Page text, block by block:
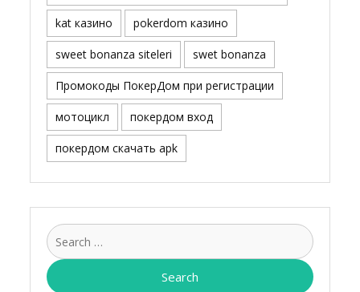
kat казино pokerdom казино
sweet bonanza siteleri swet bonanza
Промокоды ПокерДом при регистрации
мотоцикл покердом вход
покердом скачать apk
Search
for: